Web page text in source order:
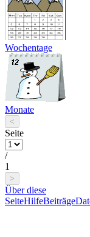
Wochentage
Monate
<
Seite
/
1
>
Über diese
SeiteHilfeBeiträge